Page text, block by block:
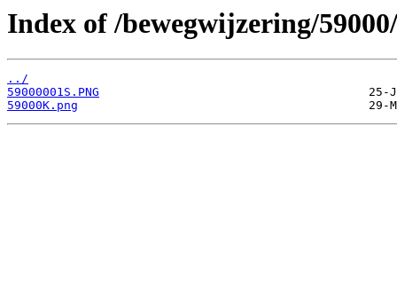
Index of /bewegwijzering/
../
59000001S.PNG
59000K.png